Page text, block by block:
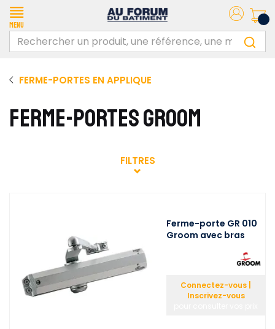
Menu
FERME-PORTES EN APPLIQUE
FERME-PORTES GROOM
FILTRES
Ferme-porte GR 010
Groom avec bras
Connectez-vous |
Inscrivez-vous